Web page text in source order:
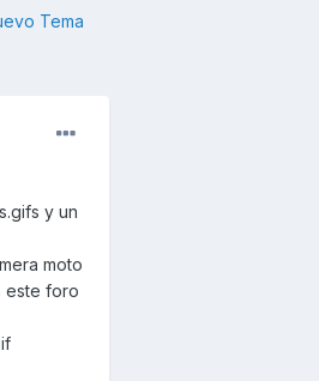
Tema
y un
moto
este foro